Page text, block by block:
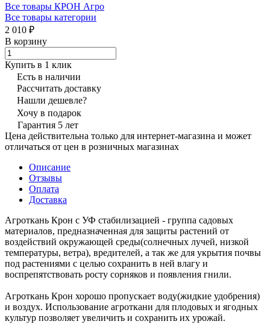
Все товары КРОН Агро
Все товары категории
2 010 ₽
В корзину
Купить в 1 клик
Есть в наличии
Рассчитать доставку
Нашли дешевле?
Хочу в подарок
Гарантия 5 лет
Цена действительна только для интернет-магазина и может
отличаться от цен в розничных магазинах
Описание
Отзывы
Оплата
Доставка
Агроткань Крон с УФ стабилизацией - группа садовых
материалов, предназначенная для защиты растений от
воздействий окружающей среды(солнечных лучей, низкой
температуры, ветра), вредителей, а так же для укрытия почвы
под растениями с целью сохранить в ней влагу и
воспрепятствовать росту сорняков и появления гнили.
Агроткань Крон хорошо пропускает воду(жидкие удобрения)
и воздух. Использование агроткани для плодовых и ягодных
культур позволяет увеличить и сохранить их урожай.